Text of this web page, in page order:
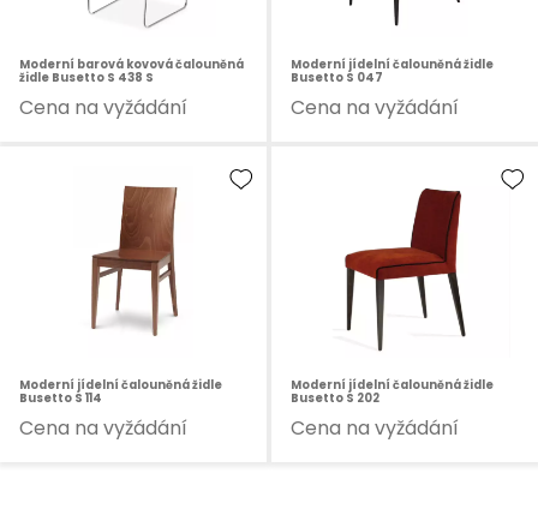
Moderní barová kovová čalouněná
židle Busetto S 438 S
Cena na vyžádání
Moderní jídelní čalouněná židle
Busetto S 047
Cena na vyžádání
Moderní jídelní čalouněná židle
Busetto S 114
Cena na vyžádání
Moderní jídelní čalouněná židle
Busetto S 202
Cena na vyžádání